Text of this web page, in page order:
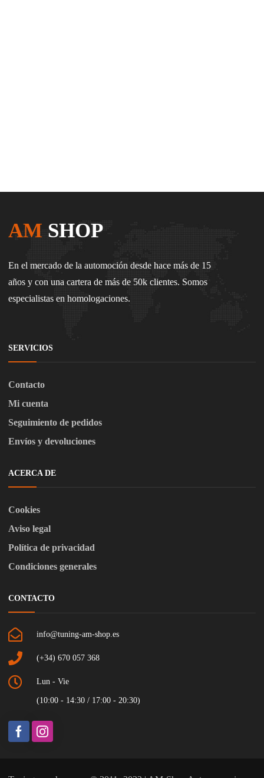
AM SHOP
En el mercado de la automoción desde hace más de 15
años y con una cartera de más de 50k clientes. Somos
especialistas en homologaciones.
SERVICIOS
Contacto
Mi cuenta
Seguimiento de pedidos
Envíos y devoluciones
ACERCA DE
Cookies
Aviso legal
Política de privacidad
Condiciones generales
CONTACTO
info@tuning-am-shop.es
(+34) 670 057 368
Lun - Vie
(10:00 - 14:30 / 17:00 - 20:30)